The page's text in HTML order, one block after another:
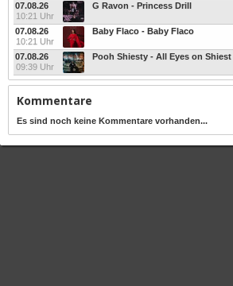
07.08.26
10:21 Uhr
G Ravon - Princess Drill
07.08.26
10:21 Uhr
Baby Flaco - Baby Flaco
07.08.26
09:39 Uhr
Pooh Shiesty - All Eyes on Shiest
Kommentare
Es sind noch keine Kommentare vorhanden...